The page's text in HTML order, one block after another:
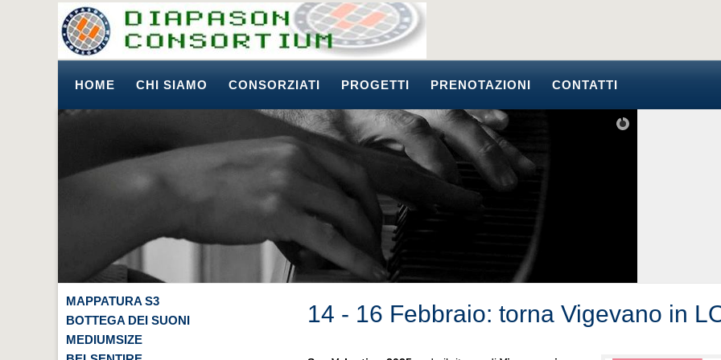
HOME CHI SIAMO CONSORZIATI PROGETTI PRENOTAZIONI CONTATTI
MAPPATURA S3
BOTTEGA DEI SUONI
MEDIUMSIZE
14 - 16 Febbraio: torna Vigevano in